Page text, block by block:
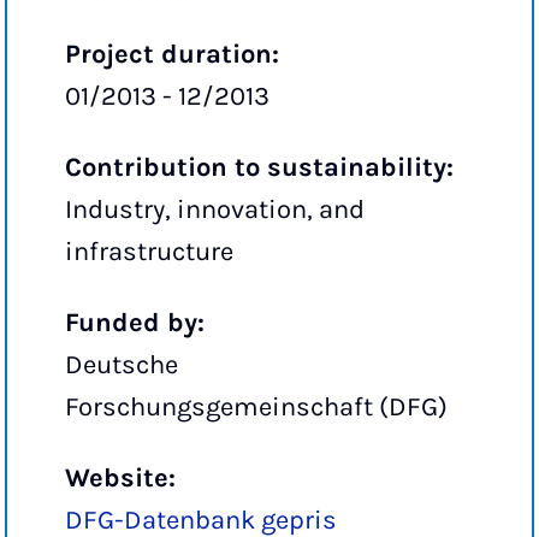
Project duration:
01/2013 - 12/2013
Contribution to sustainability:
Industry, innovation, and
infrastructure
Funded by:
Deutsche
Forschungsgemeinschaft (DFG)
Website:
DFG-Datenbank gepris